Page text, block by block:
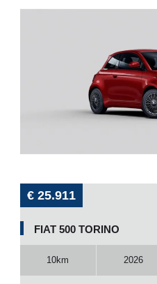
€ 25.911
FIAT 500 TORINO
10km 2026